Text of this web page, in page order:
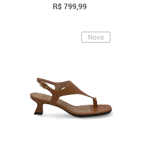
R$ 799,99
Novo